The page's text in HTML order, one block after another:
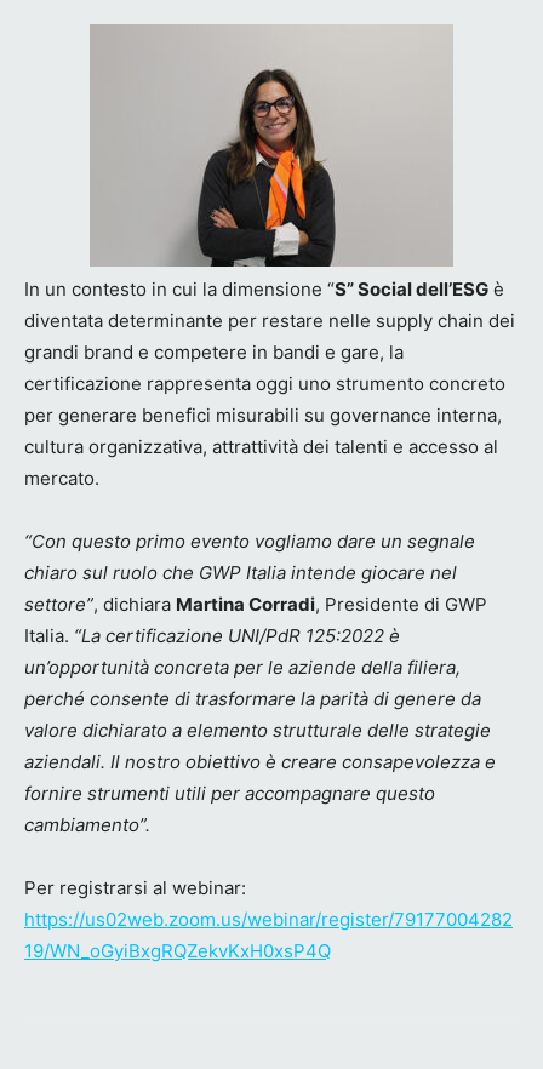
In un contesto in cui la dimensione “S” Social dell’ESG è
diventata determinante per restare nelle supply chain dei
grandi brand e competere in bandi e gare, la
certificazione rappresenta oggi uno strumento concreto
per generare benefici misurabili su governance interna,
cultura organizzativa, attrattività dei talenti e accesso al
mercato.
“Con questo primo evento vogliamo dare un segnale
chiaro sul ruolo che GWP Italia intende giocare nel
settore”, dichiara Martina Corradi, Presidente di GWP
Italia. “La certificazione UNI/PdR 125:2022 è
un’opportunità concreta per le aziende della filiera,
perché consente di trasformare la parità di genere da
valore dichiarato a elemento strutturale delle strategie
aziendali. Il nostro obiettivo è creare consapevolezza e
fornire strumenti utili per accompagnare questo
cambiamento”.
Per registrarsi al webinar:
https://us02web.zoom.us/webinar/register/79177004282
19/WN_oGyiBxgRQZekvKxH0xsP4Q